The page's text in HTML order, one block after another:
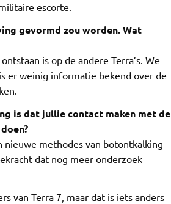
escorte.
gevormd zou worden. Wat
is op de andere Terra’s. We
er weinig informatie bekend over de
is dat jullie contact maken met de
methodes van botontkalking
dat nog meer onderzoek
van Terra 7, maar dat is iets anders